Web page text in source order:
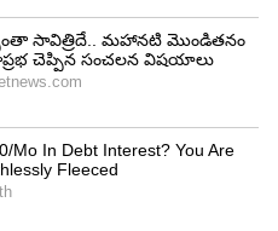
కూడా చాలా జాగ్రత్తగా